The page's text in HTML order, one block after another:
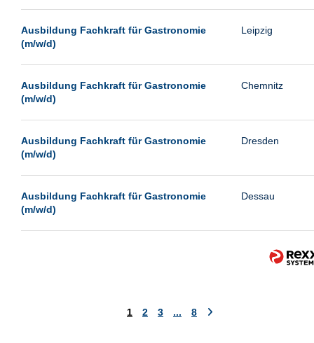
Ausbildung Fachkraft für Gastronomie
(m/w/d)
Leipzig
Ausbildung Fachkraft für Gastronomie
(m/w/d)
Chemnitz
Ausbildung Fachkraft für Gastronomie
(m/w/d)
Dresden
Ausbildung Fachkraft für Gastronomie
(m/w/d)
Dessau
1 2 3 ... 8